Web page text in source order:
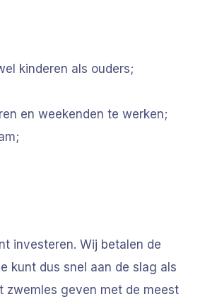
kinderen als ouders;
en weekenden te werken;
investeren. Wij betalen de
kunt dus snel aan de slag als
zwemles geven met de meest